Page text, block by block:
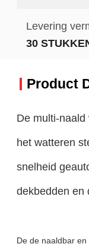
Levering
30
Product
De multi-
het watteren
snelheid
dekbedden en
De de naaldbar